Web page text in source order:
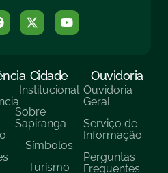
Cidade
Institucional
Sobre
Sapiranga
Símbolos
Turísmo
Ouvidoria
Ouvidoria
Geral
Serviço de
Informação
Perguntas
Frequentes